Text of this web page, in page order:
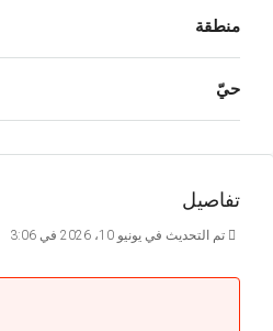
منطقة
حيّ
تفاصيل
تم التحديث في يونيو 10، 2026 في 3:06